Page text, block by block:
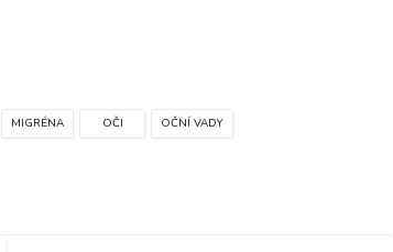
MIGRÉNA OČI OČNÍ VADY